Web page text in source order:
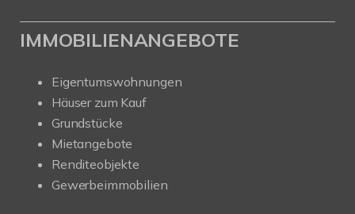
IMMOBILIENANGEBOTE
Eigentumswohnungen
Häuser zum Kauf
Grundstücke
Mietangebote
Renditeobjekte
Gewerbeimmobilien